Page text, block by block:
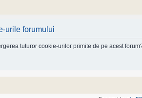
urile forumului
tuturor cookie-urilor primite de pe acest